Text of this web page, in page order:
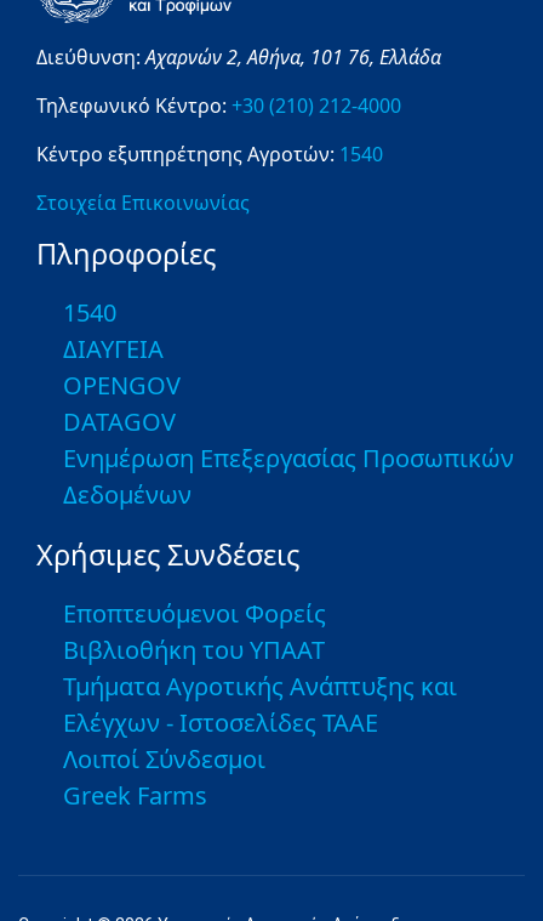
Διεύθυνση:Αχαρνών 2,Αθήνα, 101 76, Ελλάδα
Τηλεφωνικό Κέντρο: +30 (210) 212-4000
Κέντρο εξυπηρέτησης Αγροτών: 1540
Στοιχεία Επικοινωνίας
Πληροφορίες
1540
ΔΙΑΥΓΕΙΑ
OPENGOV
DATAGOV
Ενημέρωση Επεξεργασίας Προσωπικών
Δεδομένων
Χρήσιμες Συνδέσεις
Εποπτευόμενοι Φορείς
Βιβλιοθήκη του ΥΠΑΑΤ
Τμήματα Αγροτικής Ανάπτυξης και
Ελέγχων - Ιστοσελίδες ΤΑΑΕ
Λοιποί Σύνδεσμοι
Greek Farms